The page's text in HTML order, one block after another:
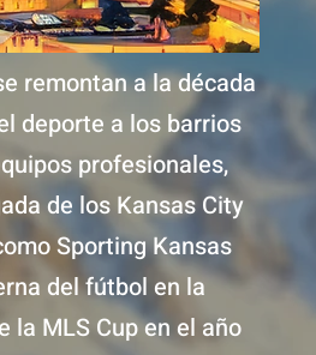
remontan a la década
deporte a los barrios
profesionales,
de los Kansas City
Sporting Kansas
del fútbol en la
la MLS Cup en el año